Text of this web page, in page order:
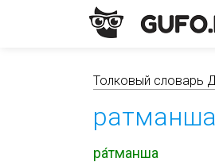
Толковый словарь
ратманша
ра́тманша